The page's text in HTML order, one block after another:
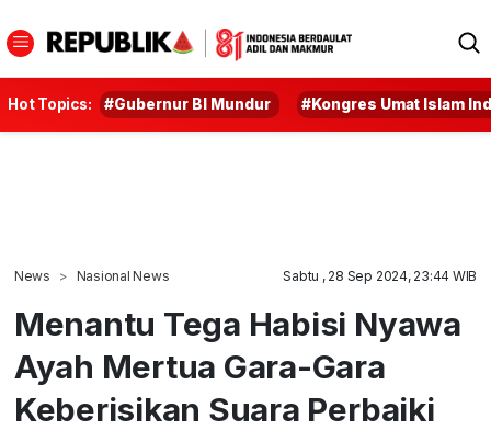
Hot Topics: #Gubernur BI Mundur #Kongres Umat Islam
News Nasional News Sabtu , 28 Sep 2024, 23:44 WIB
Menantu Tega Habisi Nyawa
Ayah Mertua Gara-Gara
Keberisikan Suara Perbaiki